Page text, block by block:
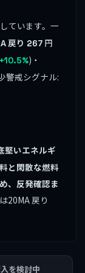
ています。一
戻り 267 円
+10.5%)・
警戒シグナル:
堅いエネルギ
と閑散な燃料
、反発確認ま
20MA 戻り
を検討中